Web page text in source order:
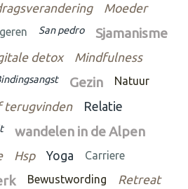
Moeder
San pedro Sjamanisme
detox
Mindfulness
Gezin Natuur
terugvinden Relatie
wandelen in de Alpen
Hsp Yoga Carriere
Bewustwording
Retreat